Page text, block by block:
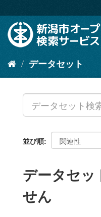
キ
容
データセット
並び順
データセッ
せん